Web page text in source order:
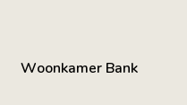
Woonkamer Bank